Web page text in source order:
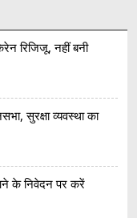
रिजिजू, नहीं बनी
सुरक्षा व्यवस्था का
के निवेदन पर करें